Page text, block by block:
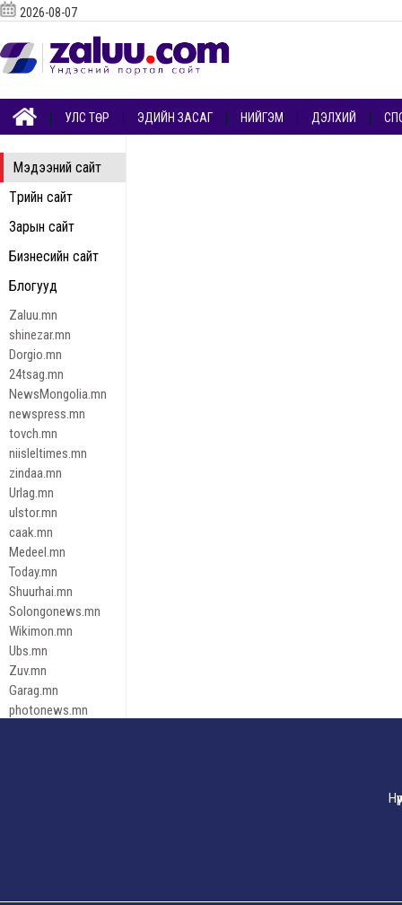
Мэдээний сайт
Төрийн сайт
Зарын сайт
Бизнесийн сайт
Блогууд
Zaluu.mn
shinezar.mn
Dorgio.mn
24tsag.mn
NewsMongolia.mn
newspress.mn
tovch.mn
niisleltimes.mn
zindaa.mn
Urlag.mn
ulstor.mn
caak.mn
Medeel.mn
Today.mn
Shuurhai.mn
Solongonews.mn
Wikimon.mn
Ubs.mn
Zuv.mn
Garag.mn
photonews.mn
2026-08-07
УЛС ТӨР ЭДИЙН ЗАСАГ НИЙГЭМ ДЭЛХИЙ